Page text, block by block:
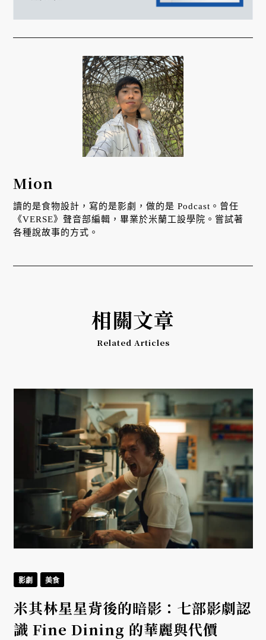
Mion
讀的是食物設計，寫的是影劇，做的是 Podcast。曾任
《VERSE》聲音部編輯，畢業於米蘭工設學院。嘗試著
各種說故事的方式。
相關文章
Related Articles
影劇 美食
米其林星星背後的暗影：七部影劇認
識 Fine Dining 的華麗與代價